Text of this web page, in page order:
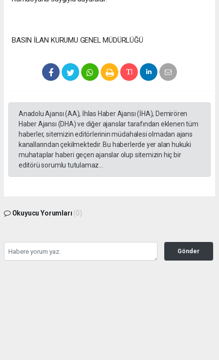
BASIN İLAN KURUMU GENEL MÜDÜRLÜĞÜ
Anadolu Ajansı (AA), İhlas Haber Ajansı (İHA), Demirören
Haber Ajansı (DHA) ve diğer ajanslar tarafından eklenen tüm
haberler, sitemizin editörlerinin müdahalesi olmadan ajans
kanallarından çekilmektedir. Bu haberlerde yer alan hukuki
muhataplar haberi geçen ajanslar olup sitemizin hiç bir
editörü sorumlu tutulamaz...
Okuyucu Yorumları (0)
Gönder